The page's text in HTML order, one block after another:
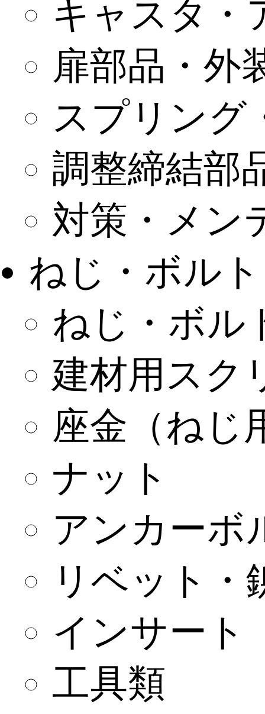
キャスタ・
扉部品・外
スプリング
調整締結部
対策・メン
ねじ・ボル
ねじ・ボル
建材用スク
座金（ねじ
ナット
アンカーボ
リベット・
インサート
工具類